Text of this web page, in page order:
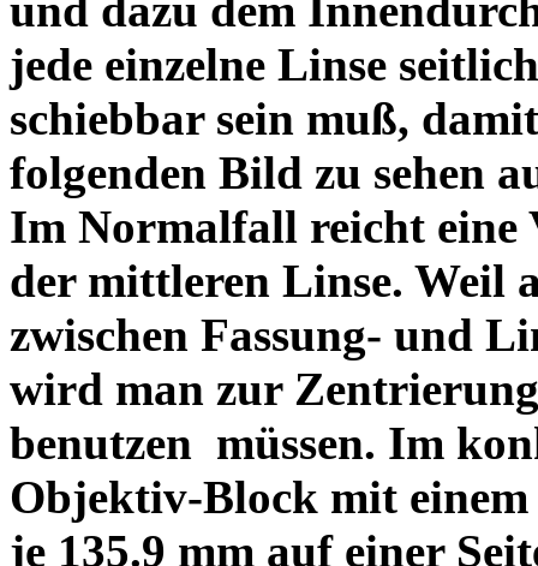
jede einzelne Linse
schiebbar sein muß,
folgenden Bild zu sehen
Im Normalfall reicht eine
der mittleren Linse. Weil
zwischen Fassung- und
wird man zur
benutzen müssen. Im
Objektiv-Block mit einem
je 135.9 mm auf einer